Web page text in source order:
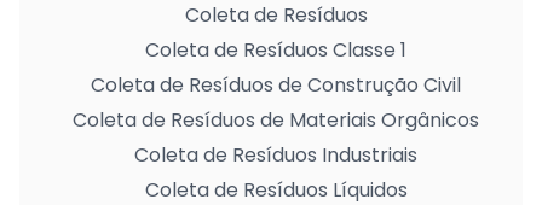
Coleta de Resíduos
Coleta de Resíduos Classe 1
Coleta de Resíduos de Construção Civil
Coleta de Resíduos de Materiais Orgânicos
Coleta de Resíduos Industriais
Coleta de Resíduos Líquidos